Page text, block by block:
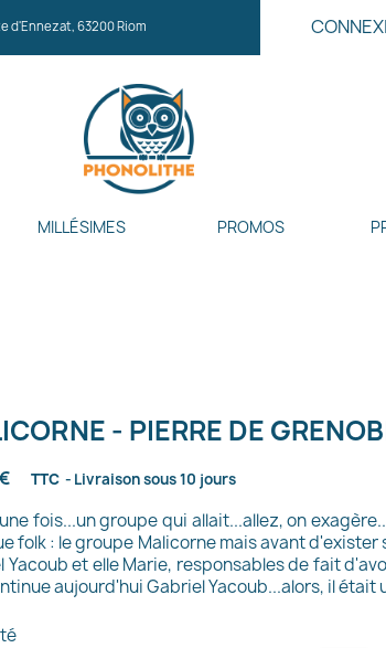
d'Ennezat, 63200 Riom
MILLÉSIMES PROMOS
- PIERRE DE
TTC Livraison sous 10 jours
fois...un groupe qui allait...allez, on
folk : le groupe Malicorne mais avant
Yacoub et elle Marie, responsables de fait
aujourd'hui Gabriel Yacoub...alors, il était